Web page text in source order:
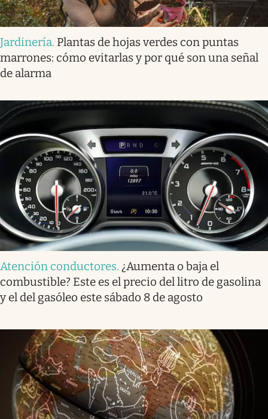
Jardinería. Plantas de hojas verdes con puntas
marrones: cómo evitarlas y por qué son una señal
de alarma
Atención conductores. ¿Aumenta o baja el
combustible? Este es el precio del litro de gasolina
y el del gasóleo este sábado 8 de agosto